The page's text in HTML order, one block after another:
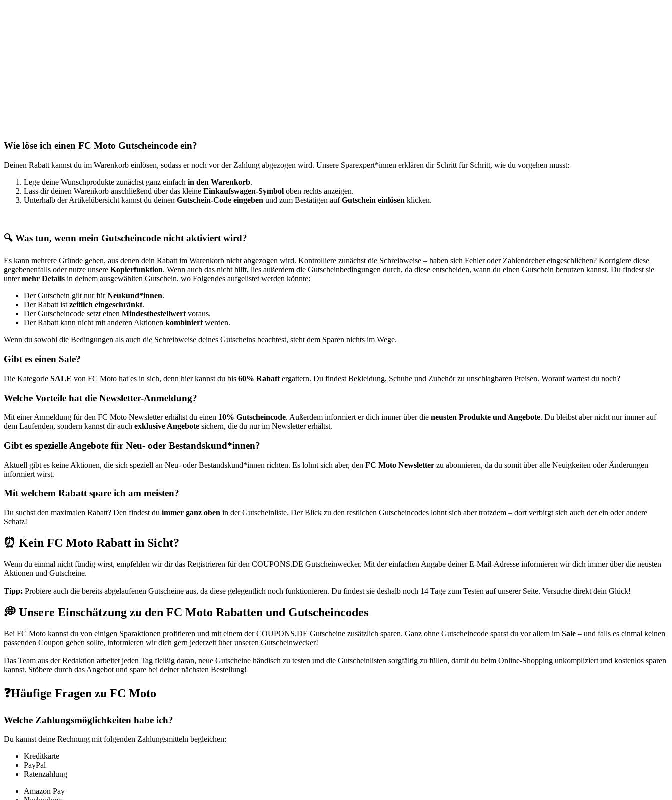
Wie löse ich einen FC Moto Gutscheincode ein?
Deinen Rabatt kannst du im Warenkorb einlösen, sodass er noch vor der Zahlung abgezogen wird. Unsere Sparexpert*innen erklären dir Schritt für Schritt, wie du vorgehen musst:
Lege deine Wunschprodukte zunächst ganz einfach in den Warenkorb.
Lass dir deinen Warenkorb anschließend über das kleine Einkaufswagen-Symbol oben rechts anzeigen.
Unterhalb der Artikelübersicht kannst du deinen Gutschein-Code eingeben und zum Bestätigen aufGutschein einlösen klicken.
🔍 Was tun, wenn mein Gutscheincode nicht aktiviert wird?
Es kann mehrere Gründe geben, aus denen dein Rabatt im Warenkorb nicht abgezogen wird. Kontrolliere zunächst die Schreibweise – haben sich Fehler oder Zahlendreher eingeschlichen? Korrigiere diese
gegebenenfalls oder nutze unsere Kopierfunktion. Wenn auch das nicht hilft, lies außerdem die Gutscheinbedingungen durch, da diese entscheiden, wann du einen Gutschein benutzen kannst. Du findest sie
untermehr Details in deinem ausgewählten Gutschein, wo Folgendes aufgelistet werden könnte:
Der Gutschein gilt nur fürNeukund*innen.
Der Rabatt ist zeitlich eingeschränkt.
Der Gutscheincode setzt einen Mindestbestellwert voraus.
Der Rabatt kann nicht mit anderen Aktionen kombiniert werden.
Wenn du sowohl die Bedingungen als auch die Schreibweise deines Gutscheins beachtest, steht dem Sparen nichts im Wege.
Gibt es einen Sale?
Die Kategorie SALE von FC Moto hat es in sich, denn hier kannst du bis 60% Rabatt ergattern. Du findest Bekleidung, Schuhe und Zubehör zu unschlagbaren Preisen. Worauf wartest du noch?
Welche Vorteile hat die Newsletter-Anmeldung?
Mit einer Anmeldung für den FC Moto Newsletter erhältst du einen 10% Gutscheincode. Außerdem informiert er dich immer über die neusten Produkte und Angebote. Du bleibst aber nicht nur immer auf
dem Laufenden, sondern kannst dir auch exklusive Angebote sichern, die du nur im Newsletter erhältst.
Gibt es spezielle Angebote für Neu- oder Bestandskund*innen?
Aktuell gibt es keine Aktionen, die sich speziell an Neu- oder Bestandskund*innen richten. Es lohnt sich aber, den FC Moto Newsletter zu abonnieren, da du somit über alle Neuigkeiten oder Änderungen
informiert wirst.
Mit welchem Rabatt spare ich am meisten?
Du suchst den maximalen Rabatt? Den findest du immer ganz oben in der Gutscheinliste. Der Blick zu den restlichen Gutscheincodes lohnt sich aber trotzdem – dort verbirgt sich auch der ein oder andere
Schatz!
⏰ Kein FC Moto Rabatt in Sicht?
Wenn du einmal nicht fündig wirst, empfehlen wir dir das Registrieren für den COUPONS.DE Gutscheinwecker. Mit der einfachen Angabe deiner E-Mail-Adresse informieren wir dich immer über die neusten
Aktionen und Gutscheine.
Tipp: Probiere auch die bereits abgelaufenen Gutscheine aus, da diese gelegentlich noch funktionieren. Du findest sie deshalb noch 14 Tage zum Testen auf unserer Seite. Versuche direkt dein Glück!
💭 Unsere Einschätzung zu den FC Moto Rabatten und Gutscheincodes
Bei FC Moto kannst du von einigen Sparaktionen profitieren und mit einem derCOUPONS.DE Gutscheine zusätzlich sparen. Ganz ohne Gutscheincode sparst du vor allem im ⁣Sale ⁣ – und falls es einmal keinen
passenden Coupon geben sollte, informieren wir dich gern jederzeit über unseren Gutscheinwecker!
Das Team aus der Redaktion arbeitet jeden Tag fleißig daran, neue Gutscheine händisch zu testen und die Gutscheinlisten sorgfältig zu füllen, damit du beim Online-Shopping unkompliziert und kostenlos sparen
kannst. Stöbere durch das Angebot und spare bei deiner nächsten Bestellung!
❓Häufige Fragen zu FC Moto
Welche Zahlungsmöglichkeiten habe ich?
Du kannst deine Rechnung mit folgenden Zahlungsmitteln begleichen:
Kreditkarte
PayPal
Ratenzahlung
Amazon Pay